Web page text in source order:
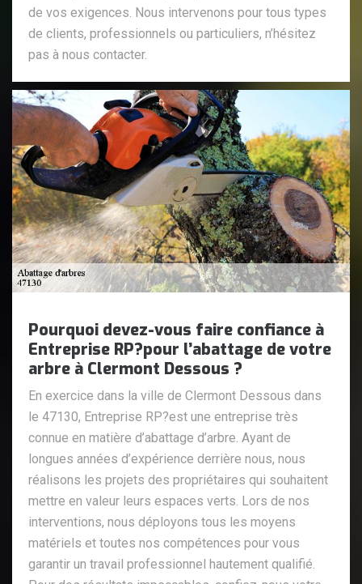
de vos exigences. Nous intervenons pour tous types
de clients, professionnels ou particuliers, n’hésitez
pas à nous contacter.
Pourquoi devez-vous faire confiance à
Entreprise RP?pour l’abattage de votre
arbre à Clermont Dessous ?
En exercice dans la ville de Clermont Dessous dans
le 47130, Entreprise RP?est une entreprise très
connue en matière d’abattage d’arbre. Ayant de
longues années d’expérience derrière nous, nous
réalisons les projets des propriétaires qui souhaitent
mettre en valeur leurs espaces verts. Lors de nos
interventions, nous déployons tous les moyens
matériels et toutes nos compétences pour vous
garantir un travail professionnel hautement qualifié.